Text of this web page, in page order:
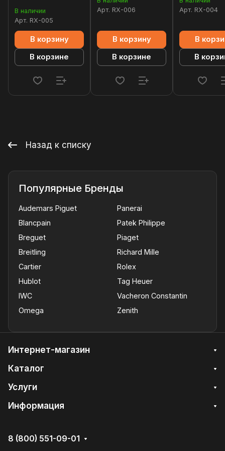
В наличии
Арт. RX-005
В корзину
В корзине
Арт. RX-006
В корзину
В корзине
Арт. RX-004
В
В
Назад к списку
Популярные Бренды
Audemars Piguet
Blancpain
Breguet
Breitling
Cartier
Hublot
IWC
Omega
Panerai
Patek Philippe
Piaget
Richard Mille
Rolex
Tag Heuer
Vacheron Constantin
Zenith
Интернет-магазин
Каталог
Услуги
Информация
8 (800) 551-09-01